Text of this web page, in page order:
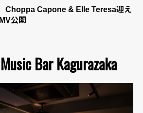
Choppa Capone & Elle Teresa迎え
公開
Bar Kagurazaka